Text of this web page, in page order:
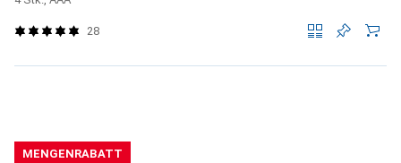
28
MENGENRABATT